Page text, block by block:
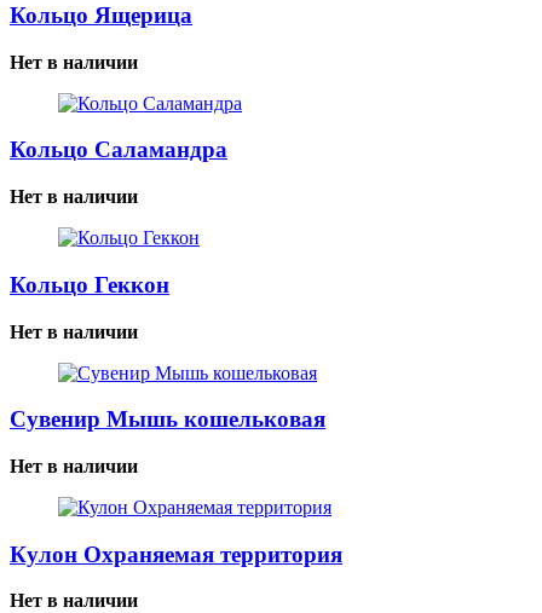
Кольцо Ящерица
Нет в наличии
Кольцо Саламандра
Нет в наличии
Кольцо Геккон
Нет в наличии
Сувенир Мышь кошельковая
Нет в наличии
Кулон Охраняемая территория
Нет в наличии